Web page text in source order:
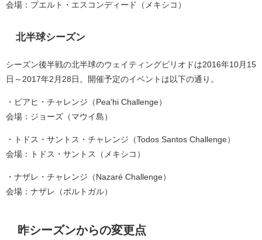
会場：プエルト・エスコンディード（メキシコ）
北半球シーズン
シーズン後半戦の北半球のウェイティングピリオドは2016年10月15
日～2017年2月28日。開催予定のイベントは以下の通り。
・ピアヒ・チャレンジ（Pea'hi Challenge）
会場：ジョーズ（マウイ島）
・トドス・サントス・チャレンジ（Todos Santos Challenge）
会場：トドス・サントス（メキシコ）
・ナザレ・チャレンジ（Nazaré Challenge）
会場：ナザレ（ポルトガル）
昨シーズンからの変更点